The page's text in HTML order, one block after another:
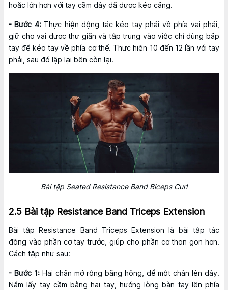
hoặc lớn hơn với tay cầm dây đã được kéo căng.
- Bước 4: Thực hiện động tác kéo tay phải về phía vai phải,
giữ cho vai được thư giãn và tập trung vào việc chỉ dùng bắp
tay để kéo tay về phía cơ thể. Thực hiện 10 đến 12 lần với tay
phải, sau đó lặp lại bên còn lại.
Bài tập Seated Resistance Band Biceps Curl
2.5 Bài tập Resistance Band Triceps Extension
Bài tập Resistance Band Triceps Extension là bài tập tác
động vào phần cơ tay trước, giúp cho phần cơ thon gọn hơn.
Cách tập như sau:
- Bước 1: Hai chân mở rộng bằng hông, để một chân lên dây.
Nắm lấy tay cầm bằng hai tay, hướng lòng bàn tay lên phía